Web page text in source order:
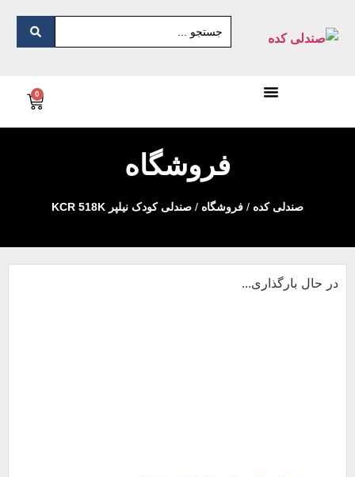
0
فروشگاه
صندلی کده/ فروشگاه/ صندلی کودک نیلپر KCR 518K
در حال بارگذاری...